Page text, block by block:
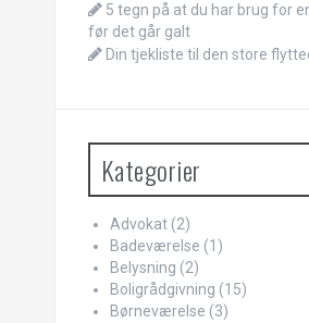
5 tegn på at du har brug for
før det går galt
Din tjekliste til den store
Kategorier
Advokat(2)
Badeværelse (1)
Belysning (2)
Boligrådgivning (15)
Børneværelse (3)